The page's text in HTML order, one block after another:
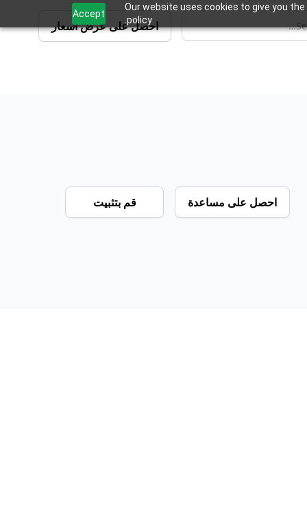
Our website uses cookies to give you
policy.
Accept
احصل على عرض أسعار
احصل على مساعدة قم بتثبيت